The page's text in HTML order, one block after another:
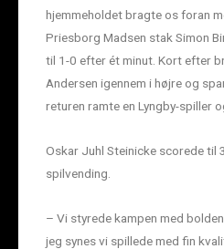
hjemmeholdet bragte os foran
Priesborg Madsen stak Simon
til 1-0 efter ét minut. Kort efter
Andersen igennem i højre og
returen ramte en Lyngby-spiller
Oskar Juhl Steinicke scorede til
spilvending.
– Vi styrede kampen med
jeg synes vi spillede med fin